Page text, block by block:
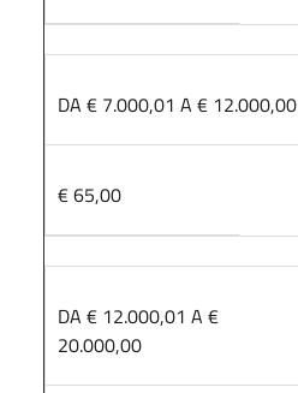
DA € 7.000,01 A € 12.000,00
€ 65,00
DA € 12.000,01 A €
20.000,00